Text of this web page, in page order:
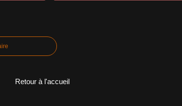
Retour à l'accueil